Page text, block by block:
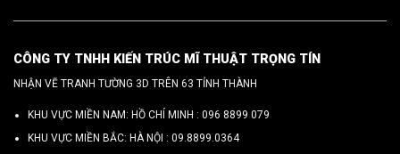
CÔNG TY TNHH KIẾN TRÚC MĨ THUẬT TRỌNG TÍN
NHẬN VẼ TRANH TƯỜNG 3D TRÊN 63 TỈNH THÀNH
KHU VỰC MIỀN NAM: HỒ CHÍ MINH : 096 8899 079
KHU VỰC MIỀN BẮC: HÀ NỘI : 09.8899.0364